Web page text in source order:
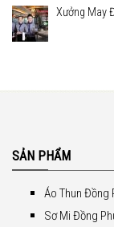
Xưởng May
SẢN PHẨM
Áo Thun Đồng
Sơ Mi Đồng